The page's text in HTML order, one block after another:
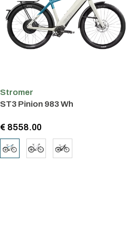
Stromer
ST3 Pinion 983 Wh
€ 8558.00